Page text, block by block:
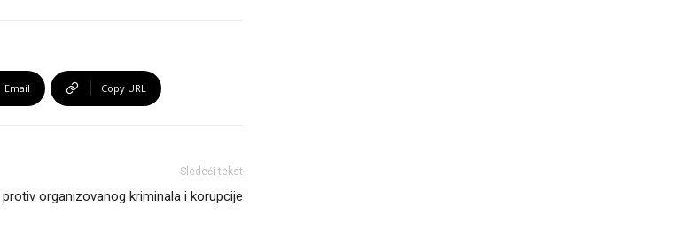
Email Copy URL
Sledeći tekst
organizovanog kriminala i korupcije